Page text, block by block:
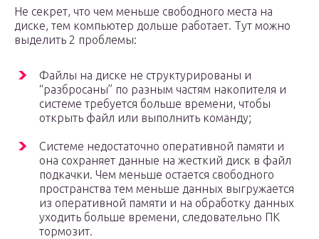
Не секрет, что чем меньше свободного места на
диске, тем компьютер дольше работает. Тут можно
выделить 2 проблемы:
Файлы на диске не структурированы и
“разбросаны” по разным частям накопителя и
системе требуется больше времени, чтобы
открыть файл или выполнить команду;
Системе недостаточно оперативной памяти и
она сохраняет данные на жесткий диск в файл
подкачки. Чем меньше остается свободного
пространства тем меньше данных выгружается
из оперативной памяти и на обработку данных
уходить больше времени, следовательно ПК
тормозит.